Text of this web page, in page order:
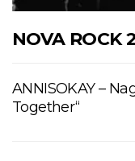
NOVA ROCK
ANNISOKAY –
Together“